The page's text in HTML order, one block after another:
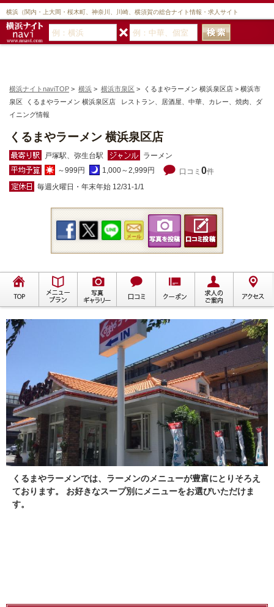
横浜（関内・上大岡・桜木町、神奈川、川崎、横須賀の総合ナイト情報・求人サイト
横浜ナイトnaviTOP > 横浜 > 横浜市泉区 > くるまやラーメン 横浜泉区店 > 横浜市
泉区 くるまやラーメン 横浜泉区店 レストラン、居酒屋、中華、カレー、焼肉、ダ
イニング情報
くるまやラーメン 横浜泉区店
戸塚駅、弥生台駅
ラーメン
～999円
1,000～2,999円 口コミ 0件
毎週火曜日・年末年始 12/31-1/1
くるまやラーメンでは、ラーメンのメニューが豊富にとりそろえ
ております。 お好きなスープ別にメニューをお選びいただけま
す。